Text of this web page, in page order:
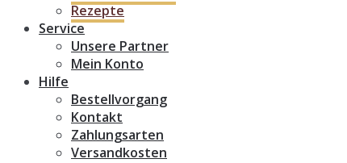
Rezepte
Service
Unsere Partner
Mein Konto
Hilfe
Bestellvorgang
Kontakt
Zahlungsarten
Versandkosten